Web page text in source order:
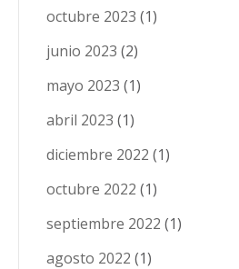
octubre 2023 (1)
junio 2023 (2)
mayo 2023 (1)
abril 2023 (1)
diciembre 2022 (1)
octubre 2022 (1)
septiembre 2022 (1)
agosto 2022 (1)